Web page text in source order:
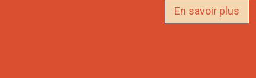
En savoir plus